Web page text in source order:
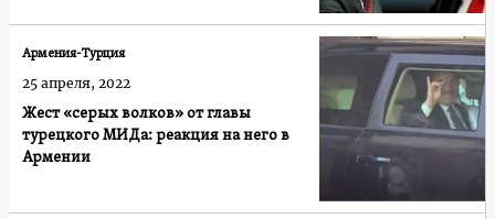
Жест «серых волков» от главы
турецкого МИДа: реакция на него в
Армении
Армения-Турция
25 апреля, 2022